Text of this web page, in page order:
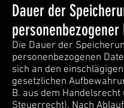
Dauer der
personenbezogener
Die Dauer der
personenbezogenen
sich an den einschlägigen
gesetzlichen
B. aus dem Handelsrecht
Steuerrecht). Nach